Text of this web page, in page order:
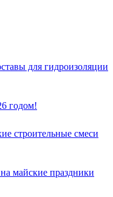
для гидроизоляции
годом!
строительные смеси
майские праздники